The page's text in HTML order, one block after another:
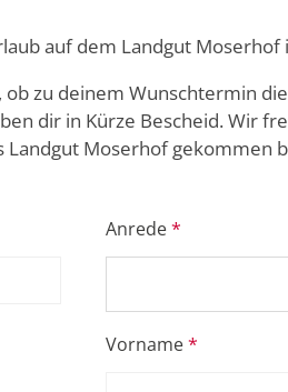
auf dem Landgut
zu deinem Wunschtermin
dir in Kürze Bescheid. Wir
Landgut Moserhof gekommen
Anrede
Vorname